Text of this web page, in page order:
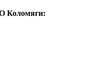
Коломяги: